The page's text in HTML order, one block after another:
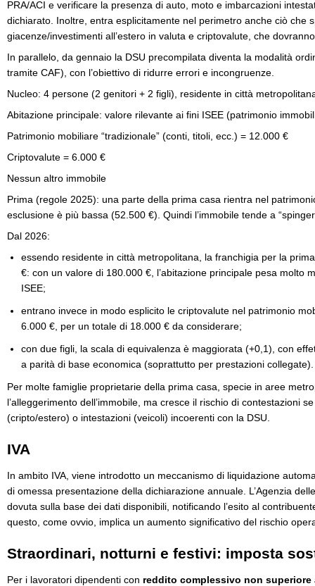
PRA/ACI e verificare la presenza di auto, moto e imbarcazioni
dichiarato. Inoltre, entra esplicitamente nel perimetro anche ciò che
giacenze/investimenti all’estero in valuta e criptovalute, che
In parallelo, da gennaio la DSU precompilata diventa la modalità
tramite CAF), con l’obiettivo di ridurre errori e incongruenze.
Nucleo: 4 persone (2 genitori + 2 figli), residente in città
Abitazione principale: valore rilevante ai fini ISEE (patrimonio
Patrimonio mobiliare “tradizionale” (conti, titoli, ecc.) = 12.000 €
Criptovalute = 6.000 €
Nessun altro immobile
Prima (regole 2025): una parte della prima casa rientra nel
esclusione è più bassa (52.500 €). Quindi l’immobile tende a
Dal 2026:
essendo residente in città metropolitana, la franchigia per la
€: con un valore di 180.000 €, l’abitazione principale pesa molto
ISEE;
entrano invece in modo esplicito le criptovalute nel patrimonio
6.000 €, per un totale di 18.000 € da considerare;
con due figli, la scala di equivalenza è maggiorata (+0,1), con
a parità di base economica (soprattutto per prestazioni
Per molte famiglie proprietarie della prima casa, specie in aree
l’alleggerimento dell’immobile, ma cresce il rischio di contestazioni
(cripto/estero) o intestazioni (veicoli) incoerenti con la DSU.
IVA
In ambito IVA, viene introdotto un meccanismo di liquidazione
di omessa presentazione della dichiarazione annuale. L’Agenzia
dovuta sulla base dei dati disponibili, notificando l’esito al
questo, come ovvio, implica un aumento significativo del rischio
Straordinari, notturni e festivi: imposta
Per i lavoratori dipendenti con reddito complessivo non superiore